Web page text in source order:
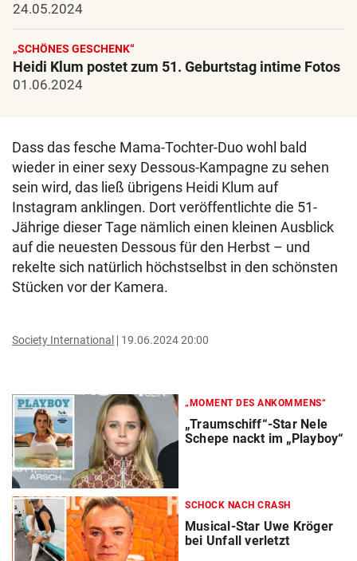
24.05.2024
„SCHÖNES GESCHENK“
Heidi Klum postet zum 51. Geburtstag intime Fotos
01.06.2024
Dass das fesche Mama-Tochter-Duo wohl bald
wieder in einer sexy Dessous-Kampagne zu sehen
sein wird, das ließ übrigens Heidi Klum auf
Instagram anklingen. Dort veröffentlichte die 51-
Jährige dieser Tage nämlich einen kleinen Ausblick
auf die neuesten Dessous für den Herbst – und
rekelte sich natürlich höchstselbst in den schönsten
Stücken vor der Kamera.
Society International 19.06.2024 20:00
„MOMENT DES ANKOMMENS“
„Traumschiff“-Star Nele
Schepe nackt im „Playboy“
SCHOCK NACH CRASH
Musical-Star Uwe Kröger
bei Unfall verletzt